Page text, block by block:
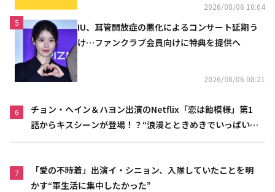
2026/08/06 10:04
5
IU、耳管開放症の悪化によるコンサート延期う
け…ファンクラブ会員向けに特典を提供へ
2026/08/06 08:21
6
チョン・ヘイン＆ハヨン出演のNetflix「恋は飴模様」第1
話からキスシーンが登場！？“浪漫とときめきでいっぱいの
7
「愛の不時着」出演イ・シニョン、入隊していたことを明
かす“軍生活に集中したかった”